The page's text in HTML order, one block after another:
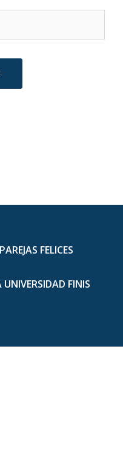
FELICES
FINIS